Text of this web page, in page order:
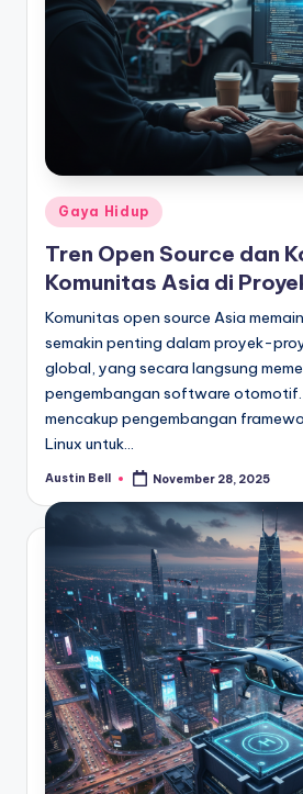
Posted
in
Gaya Hidup
Tren Open Source dan
Komunitas Asia di
Komunitas open source Asia
semakin penting dalam proyek-
global, yang secara langsung
pengembangan software otomotif.
mencakup pengembangan
Linux untuk…
Posted
Austin Bell November 28, 2025